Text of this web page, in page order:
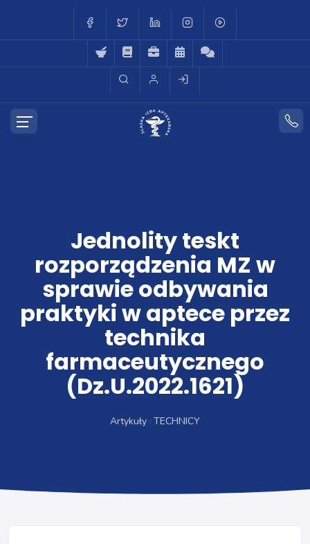
Jednolity teskt
rozporządzenia MZ w
sprawie odbywania
praktyki w aptece przez
technika
farmaceutycznego
(Dz.U.2022.1621)
Artykuły TECHNICY